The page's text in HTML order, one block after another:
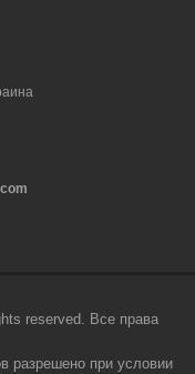
reserved. Все права
разрешено при условии